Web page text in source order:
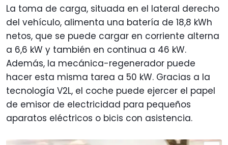
La toma de carga, situada en el lateral derecho
del vehículo, alimenta una batería de 18,8 kWh
netos, que se puede cargar en corriente alterna
a 6,6 kW y también en continua a 46 kW.
Además, la mecánica-regenerador puede
hacer esta misma tarea a 50 kW. Gracias a la
tecnología V2L, el coche puede ejercer el papel
de emisor de electricidad para pequeños
aparatos eléctricos o bicis con asistencia.